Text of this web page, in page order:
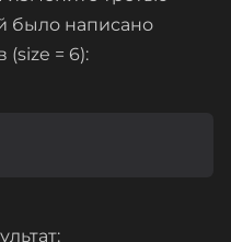
было написано
= 6):